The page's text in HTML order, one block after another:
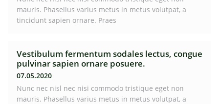
mauris. Phasellus varius metus in metus volutpat, a
tincidunt sapien ornare. Praes
Vestibulum fermentum sodales lectus, congue
pulvinar sapien ornare posuere.
07.05.2020
Nunc nec nisl nec nisi commodo tristique eget non
mauris. Phasellus varius metus in metus volutpat, a